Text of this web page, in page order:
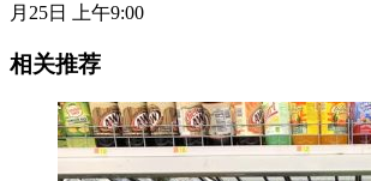
月25日 上午9:00
相关推荐